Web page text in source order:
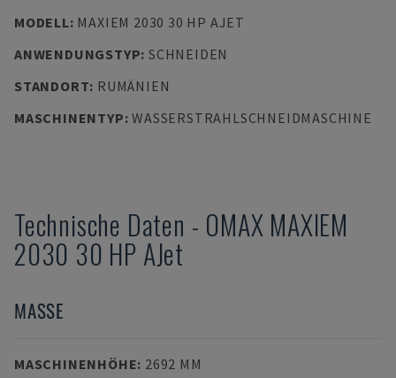
MODELL: MAXIEM 2030 30 HP AJET
ANWENDUNGSTYP: SCHNEIDEN
STANDORT: RUMÄNIEN
MASCHINENTYP:WASSERSTRAHLSCHNEIDMASCHINE
Technische Daten - OMAX MAXIEM
2030 30 HP AJet
MASSE
MASCHINENHÖHE: 2692 MM